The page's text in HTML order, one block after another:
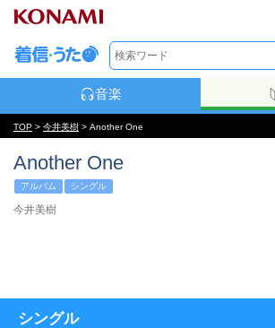
音楽
TOP > 今井美樹 > Another One
Another One
アルバム シングル
今井美樹
シングル